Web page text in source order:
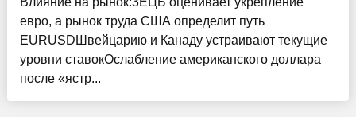
евро, а рынок труда США определит путь
EURUSDШвейцарию и Канаду устраивают текущие
уровни ставокОслабление американского доллара
после «ястр...